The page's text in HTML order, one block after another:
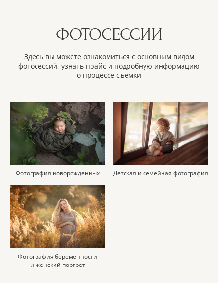
ФОТОСЕССИИ
Здесь вы можете ознакомиться с основным видом
фотосессий, узнать прайс и подробную информацию
о процессе съемки
Фотография новорожденных Детская и семейная фотография
Фотография беременности
и женский портрет